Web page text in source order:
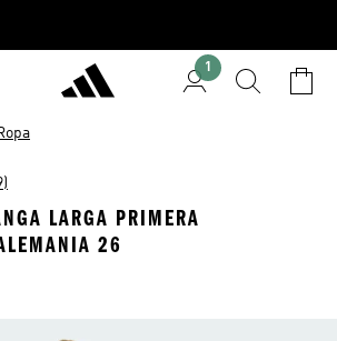
1
LARGA PRIMERA
26